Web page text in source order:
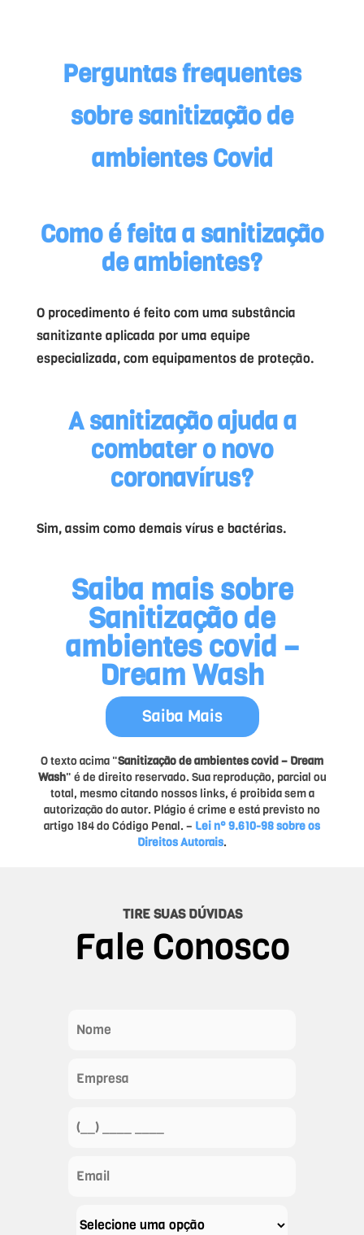
Perguntas frequentes
sobresanitização de
ambientes Covid
Como é feita a sanitização
de ambientes?
O procedimento é feito com uma substância
sanitizante aplicada por uma equipe
especializada, com equipamentos de proteção.
A sanitização ajuda a
combater o novo
coronavírus?
Sim, assim como demais vírus e bactérias.
Saiba mais sobre
Sanitização de
ambientes covid –
Dream Wash
Saiba Mais
O texto acima "Sanitização de ambientes covid – Dream
Wash" é de direito reservado. Sua reprodução, parcial ou
total, mesmo citando nossos links, é proibida sem a
autorização do autor. Plágio é crime e está previsto no
artigo 184 do Código Penal. – Lei n° 9.610-98 sobre os
Direitos Autorais.
TIRE SUAS DÚVIDAS
Fale Conosco